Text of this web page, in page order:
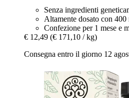
Senza ingredienti
Altamente dosato con
Confezione per 1 mese e
€ 12,49 (€ 171,10 / kg)
Consegna entro il giorno 12